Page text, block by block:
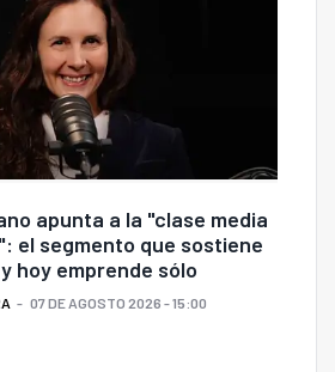
apunta a la "clase media
el segmento que sostiene
hoy emprende sólo
07 DE AGOSTO 2026 - 15:00